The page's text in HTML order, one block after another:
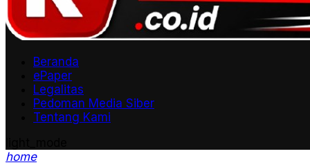
Beranda
ePaper
Legalitas
Pedoman Media Siber
Tentang Kami
home